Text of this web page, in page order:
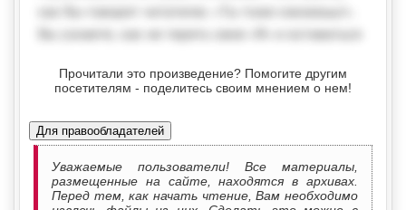
Прочитали это произведение? Помогите другим
посетителям - поделитесь своим мнением о нем!
Для правообладателей
Уважаемые пользователи! Все материалы,
размещенные на сайте, находятся в архивах.
Перед тем, как начать чтение, Вам необходимо